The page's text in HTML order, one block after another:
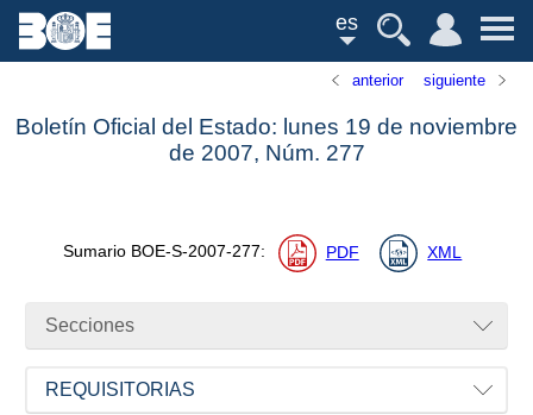
es
anterior siguiente
Boletín Oficial del Estado: lunes 19 de noviembre
de 2007, Núm. 277
Sumario BOE-S-2007-277: PDF XML
Secciones
REQUISITORIAS